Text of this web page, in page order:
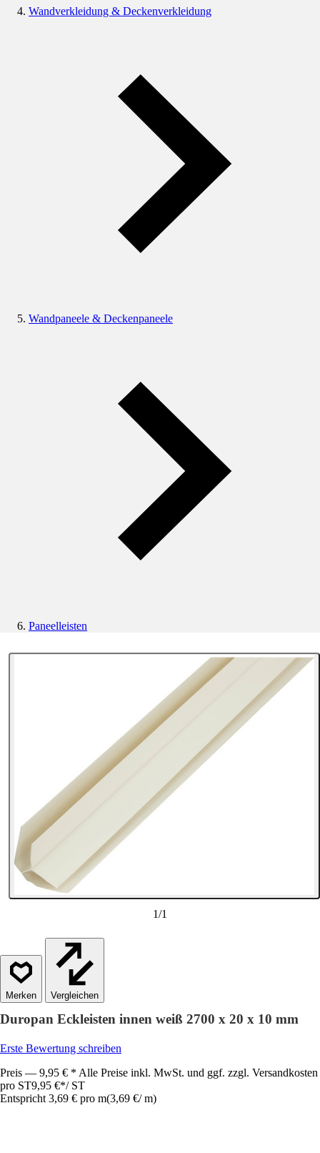
Wandverkleidung & Deckenverkleidung
Wandpaneele & Deckenpaneele
Paneelleisten
1/1
Vergleichen
Duropan Eckleisten innen weiß 2700 x 20 x 10 mm
Erste Bewertung schreiben
Preis — 9,95 € * Alle Preise inkl. MwSt. und ggf. zzgl. Versandkosten
pro ST9,95 €*/ ST
Entspricht 3,69 € pro m(3,69 €/ m)